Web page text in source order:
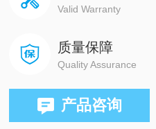
Valid Warranty
质量保障
Quality Assurance
产品咨询